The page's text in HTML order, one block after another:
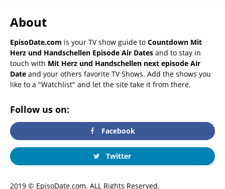
About
EpisoDate.com is your TV show guide to Countdown Mit
Herz und Handschellen Episode Air Dates and to stay in
touch with Mit Herz und Handschellen next episode Air
Date and your others favorite TV Shows. Add the shows you
like to a "Watchlist" and let the site take it from there.
Follow us on:
Facebook
Twitter
2019 © EpisoDate.com. ALL Rights Reserved.